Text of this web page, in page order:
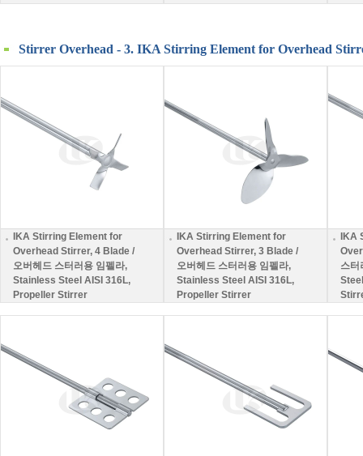
Stirrer Overhead - 3. IKA Stirring Element for Overhead
IKA Stirring Element for
Overhead Stirrer, 4 Blade /
오버헤드 스터러용 임펠라,
Stainless Steel AISI 316L,
Propeller Stirrer
IKA Stirring Element for
Overhead Stirrer, 3 Blade /
오버헤드 스터러용 임펠라,
Stainless Steel AISI 316L,
Propeller Stirrer
IKA
스터